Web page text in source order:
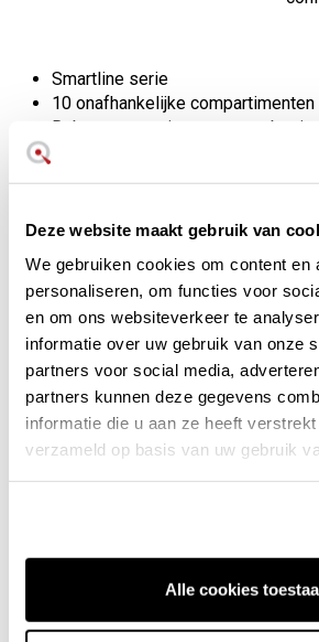
Deze website maakt gebruik van
We gebruiken cookies om content en
personaliseren, om functies voor
en om ons websiteverkeer te
informatie over uw gebruik van onze
partners voor social media,
partners kunnen deze gegevens
informatie die u aan ze heeft
verzameld op basis van uw gebruik
Alle cookies
Smartline serie
10 onafhankelijke compartimenten
Robuuste, stevige en zware basis
20 jaar officiële Gefu garantie
Gewicht: 935 gram
Een container
ontworpen om het
keuken en op tafel te
vergemakkelijken.
kwaliteit van de constructie en de
keuken.
De basis is zwaar, zodat we
formaat kunnen plaatsen zonder dat